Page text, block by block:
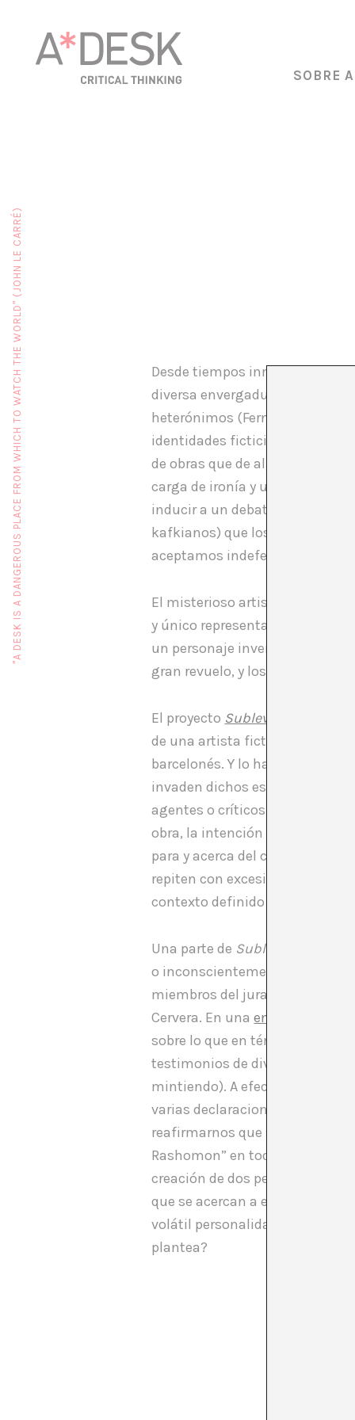
SOBRE
Desde tiempos inmemoriales
diversa envergadura y cariz.
heterónimos (Fernando
identidades ficticias (
de obras que de algún modo
carga de ironía y un cierto
inducir a un debate acerca de
kafkianos) que los humanos
aceptamos indefectiblemente
El misterioso artista Nat Tate
y único representante del
un personaje inventado por el
gran revuelo, y los
El proyecto Sublevación de Abril
de una artista ficticia llamada
barcelonés. Y lo hace, no de
invaden dichos espacios, de
agentes o críticos de arte. Más
obra, la intención real de
para y acerca del contexto
repiten con excesiva
contexto definido por los
Una parte de Sublevación de
o inconscientemente– con el
miembros del jurado son
Cervera. En unaentrevista
sobre lo que en términos
testimonios de diversos
mintiendo). A efectos legales,
varias declaraciones a
reafirmarnos que se pueden
Rashomon” en todas esas
creación de dos personas
que se acercan a ella?¿Que
volátil personalidad? ¿Es
plantea?
"A DESK IS A DANGEROUS PLACE FROM WHICH TO WATCH THE WORLD" (JOHN LE CARRÉ)